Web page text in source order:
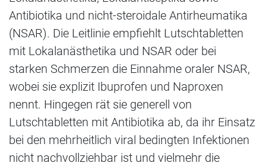
Antibiotika und nicht-steroidale Antirheumatika
(NSAR). Die Leitlinie empfiehlt Lutschtabletten
mit Lokalanästhetika und NSAR oder bei
starken Schmerzen die Einnahme oraler NSAR,
wobei sie explizit Ibuprofen und Naproxen
nennt. Hingegen rät sie generell von
Lutschtabletten mit Antibiotika ab, da ihr Einsatz
bei den mehrheitlich viral bedingten Infektionen
nicht nachvollziehbar ist und vielmehr die